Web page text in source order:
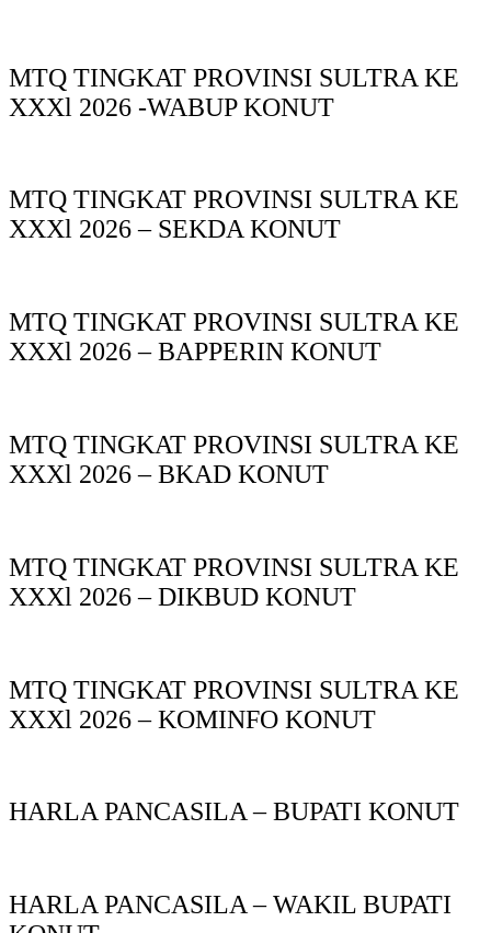
MTQ TINGKAT PROVINSI SULTRA KE
XXXl 2026 -WABUP KONUT
MTQ TINGKAT PROVINSI SULTRA KE
XXXl 2026 – SEKDA KONUT
MTQ TINGKAT PROVINSI SULTRA KE
XXXl 2026 – BAPPERIN KONUT
MTQ TINGKAT PROVINSI SULTRA KE
XXXl 2026 – BKAD KONUT
MTQ TINGKAT PROVINSI SULTRA KE
XXXl 2026 – DIKBUD KONUT
MTQ TINGKAT PROVINSI SULTRA KE
XXXl 2026 – KOMINFO KONUT
HARLA PANCASILA – BUPATI KONUT
HARLA PANCASILA – WAKIL BUPATI